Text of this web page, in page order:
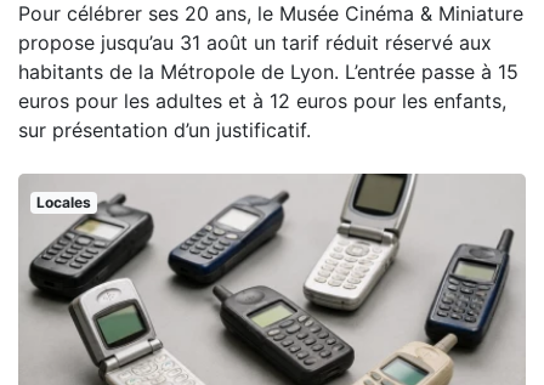
Pour célébrer ses 20 ans, le Musée Cinéma & Miniature
propose jusqu’au 31 août un tarif réduit réservé aux
habitants de la Métropole de Lyon. L’entrée passe à 15
euros pour les adultes et à 12 euros pour les enfants,
sur présentation d’un justificatif.
Locales